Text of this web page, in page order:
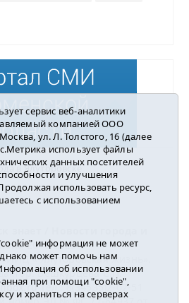
в Ялуторовске
2016-2023
« Ялуторовская жизнь».
Вешкурцева С.П.
Тел.: 8(34535)2-02-51
сервис веб-аналитики
компанией ООО
ул. Л. Толстого, 16 (далее
использует файлы
данных посетителей
и улучшения
использовать ресурс,
с использованием
информация не может
может помочь нам
об использовании
при помощи "cookie",
и храниться на серверах